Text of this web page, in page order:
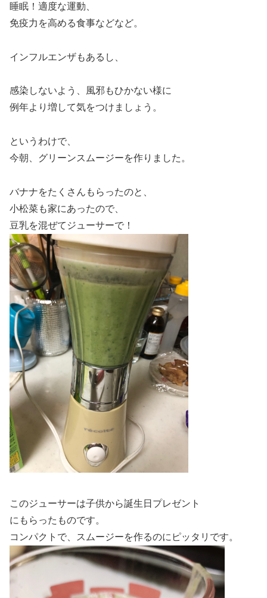
睡眠！適度な運動、
免疫力を高める食事などなど。
インフルエンザもあるし、
感染しないよう、風邪もひかない様に
例年より増して気をつけましょう。
というわけで、
今朝、グリーンスムージーを作りました。
バナナをたくさんもらったのと、
小松菜も家にあったので、
豆乳を混ぜてジューサーで！
このジューサーは子供から誕生日プレゼント
にもらったものです。
コンパクトで、スムージーを作るのにピッタリです。